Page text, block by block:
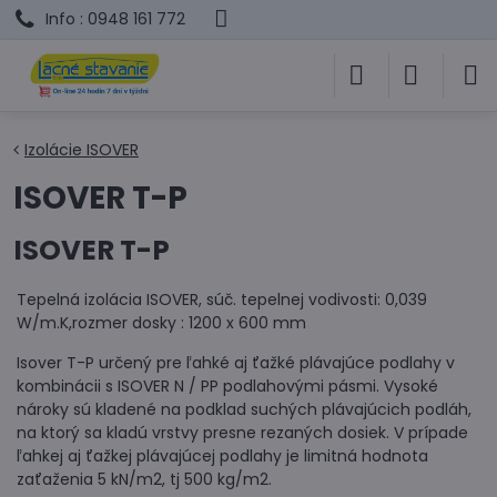
Info : 0948 161 772
Izolácie ISOVER
ISOVER T-P
ISOVER T-P
Tepelná izolácia ISOVER, súč. tepelnej vodivosti: 0,039
W/m.K,rozmer dosky : 1200 x 600 mm
Isover T-P určený pre ľahké aj ťažké plávajúce podlahy v
kombinácii s ISOVER N / PP podlahovými pásmi. Vysoké
nároky sú kladené na podklad suchých plávajúcich podláh,
na ktorý sa kladú vrstvy presne rezaných dosiek. V prípade
ľahkej aj ťažkej plávajúcej podlahy je limitná hodnota
zaťaženia 5 kN/m2, tj 500 kg/m2.